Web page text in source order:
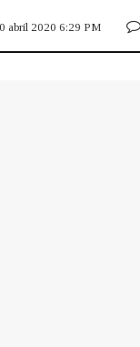
abril 2020 6:29 PM